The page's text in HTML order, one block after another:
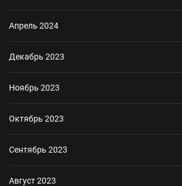
Апрель 2024
Декабрь 2023
Ноябрь 2023
Октябрь 2023
Сентябрь 2023
Август 2023